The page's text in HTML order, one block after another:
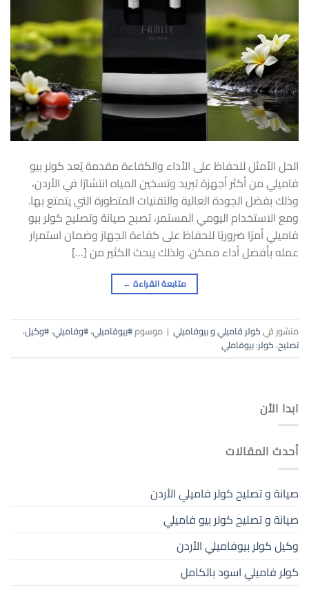
الحل الأمثل للحفاظ على الأداء والكفاءة مقدمة يُعد كولر بيو
فاميلي من أكثر أجهزة تبريد وتسخين المياه انتشارًا في الأردن،
وذلك بفضل الجودة العالية والتقنيات المتطورة التي يتمتع بها.
ومع الاستخدام اليومي المستمر، تصبح صيانة وتصليح كولر بيو
فاميلي أمرًا ضروريًا للحفاظ على كفاءة الجهاز وضمان استمرار
عمله بأفضل أداء ممكن. ولذلك يبحث الكثير من […]
متابعة القراءة ←
منشور فيكولر فاميلي و بيوفاميلي | موسوم#بيوفاميلي،#وفاميلي،#وكيل،
تصليح،كولر: بيوفاملي
ابدا الأن
أحدث المقالات
صيانة و تصليح كولر فاميلي الأردن
صيانة و تصليح كولر بيو فاميلي
وكيل كولر بيوفاميلي الأردن
كولر فاميلي اسود بالكامل